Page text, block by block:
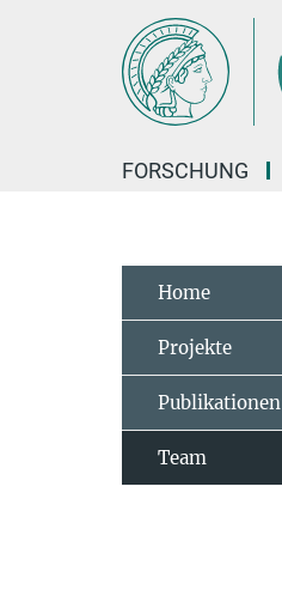
FORSCHUNG
Home
Projekte
Publikationen
Team